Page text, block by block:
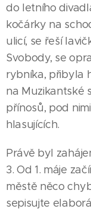
do letního
kočárky na
ulicí, se řeší
Svobody, se
rybníka, přibyla
na Muzikantské
přínosů, pod
hlasujících.
Právě byl
3. Od 1. máje
městě něco
sepisujte